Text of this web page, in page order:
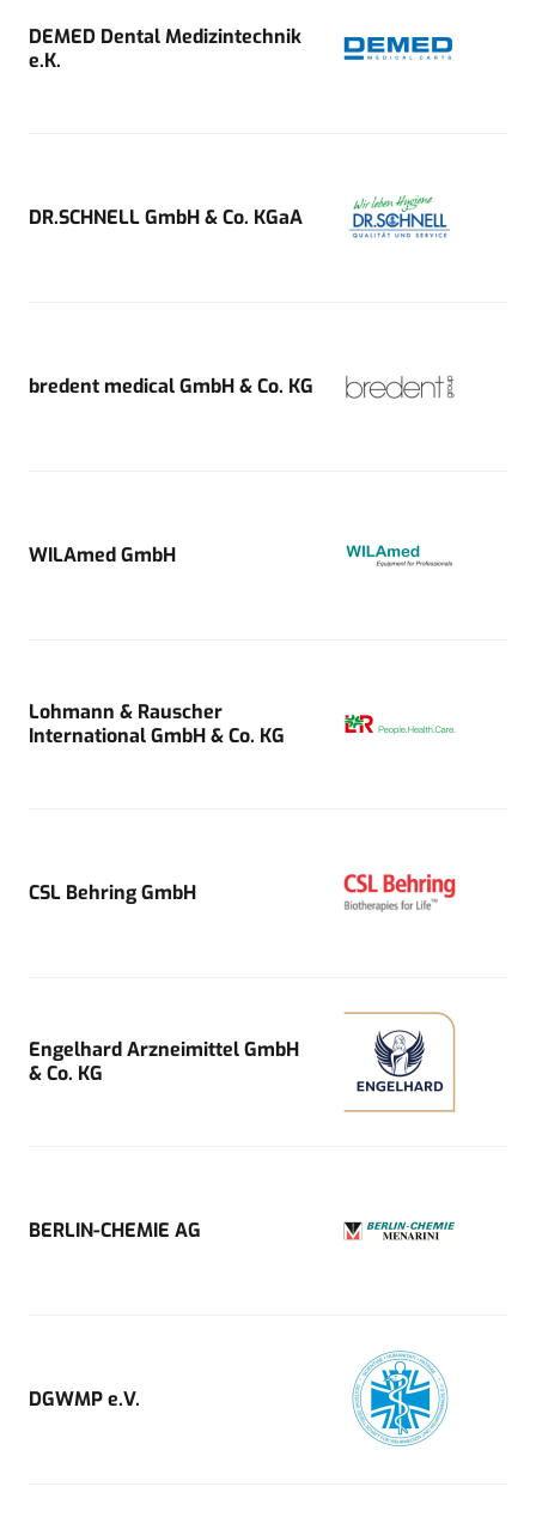
DEMED Dental Medizintechnik
e.K.
DR.SCHNELL GmbH & Co. KGaA
bredent medical GmbH & Co. KG
WILAmed GmbH
Lohmann & Rauscher
International GmbH & Co. KG
CSL Behring GmbH
Engelhard Arzneimittel GmbH
& Co. KG
BERLIN-CHEMIE AG
DGWMP e.V.